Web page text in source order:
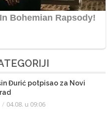
Đurić potpisao za Novi
04.08. u 09:06